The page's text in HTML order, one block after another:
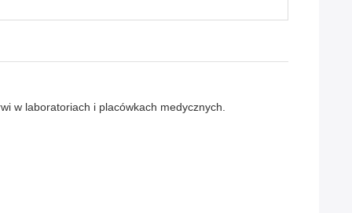
w laboratoriach i placówkach medycznych.